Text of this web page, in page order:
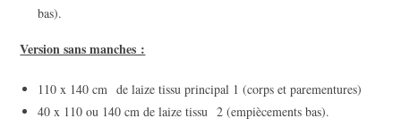
bas).
Version sans manches :
110 x 140 cm de laize tissu principal 1 (corps et parementures)
40 x 110 ou 140 cm de laize tissu 2 (empiècements bas).